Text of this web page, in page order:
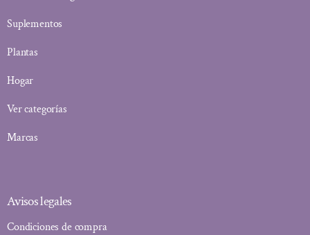
Suplementos
Plantas
Hogar
Ver categorías
Marcas
Avisos legales
Condiciones de compra